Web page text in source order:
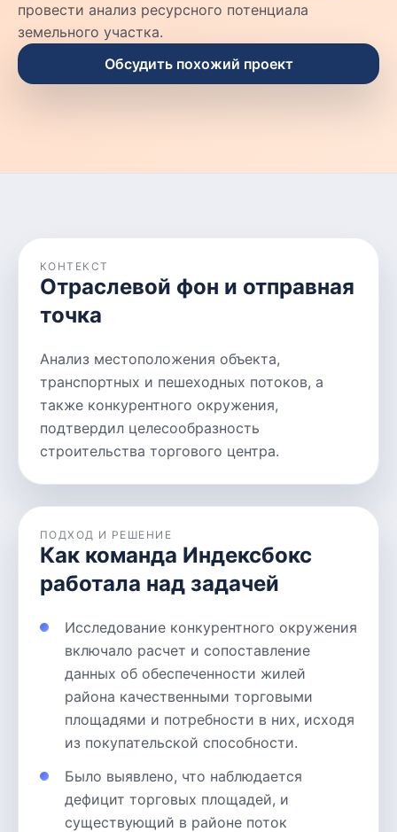
провести анализ ресурсного потенциала
земельного участка.
Обсудить похожий проект
КОНТЕКСТ
Отраслевой фон и отправная
точка
Анализ местоположения объекта,
транспортных и пешеходных потоков, а
также конкурентного окружения,
подтвердил целесообразность
строительства торгового центра.
ПОДХОД И РЕШЕНИЕ
Как команда Индексбокс
работала над задачей
Исследование конкурентного окружения
включало расчет и сопоставление
данных об обеспеченности жилей
района качественными торговыми
площадями и потребности в них, исходя
из покупательской способности.
Было выявлено, что наблюдается
дефицит торговых площадей, и
существующий в районе поток